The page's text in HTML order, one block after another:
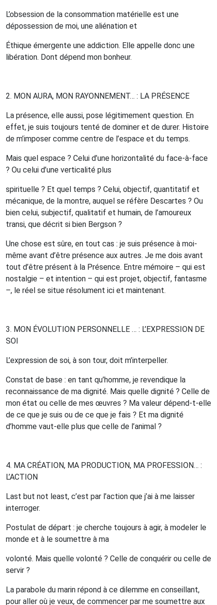
L’obsession de la consommation matérielle est une
dépossession de moi, une aliénation et
Éthique émergente une addiction. Elle appelle donc une
libération. Dont dépend mon bonheur.
2. MON AURA, MON RAYONNEMENT… : LA PRÉSENCE
La présence, elle aussi, pose légitimement question. En
effet, je suis toujours tenté de dominer et de durer. Histoire
de m’imposer comme centre de l’espace et du temps.
Mais quel espace ? Celui d’une horizontalité du face-à-face
? Ou celui d’une verticalité plus
spirituelle ? Et quel temps ? Celui, objectif, quantitatif et
mécanique, de la montre, auquel se réfère Descartes ? Ou
bien celui, subjectif, qualitatif et humain, de l’amoureux
transi, que décrit si bien Bergson ?
Une chose est sûre, en tout cas : je suis présence à moi-
même avant d’être présence aux autres. Je me dois avant
tout d’être présent à la Présence. Entre mémoire – qui est
nostalgie – et intention – qui est projet, objectif, fantasme
–, le réel se situe résolument ici et maintenant.
3. MON ÉVOLUTION PERSONNELLE … : L’EXPRESSION DE
SOI
L’expression de soi, à son tour, doit m’interpeller.
Constat de base : en tant qu’homme, je revendique la
reconnaissance de ma dignité. Mais quelle dignité ? Celle de
mon état ou celle de mes œuvres ? Ma valeur dépend-t-elle
de ce que je suis ou de ce que je fais ? Et ma dignité
d’homme vaut-elle plus que celle de l’animal ?
4. MA CRÉATION, MA PRODUCTION, MA PROFESSION… :
L’ACTION
Last but not least, c’est par l’action que j’ai à me laisser
interroger.
Postulat de départ : je cherche toujours à agir, à modeler le
monde et à le soumettre à ma
volonté. Mais quelle volonté ? Celle de conquérir ou celle de
servir ?
La parabole du marin répond à ce dilemme en conseillant,
pour aller où je veux, de commencer par me soumettre aux